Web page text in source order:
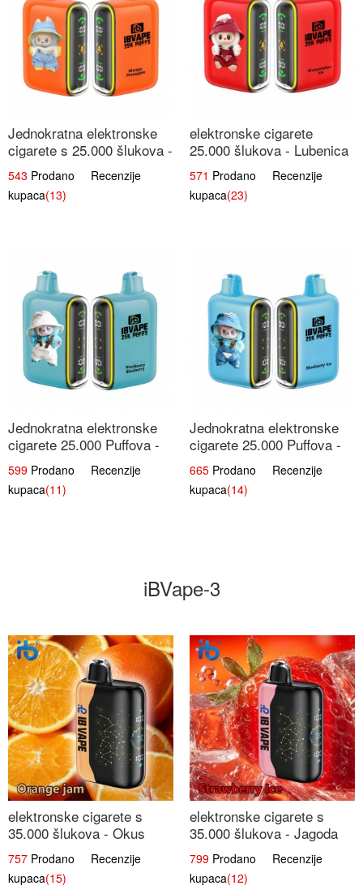
Jednokratna elektronske
cigarete s 25.000 šlukova -
Mango & Ananas |
Egzotična Voćna
Mješavina
543 Prodano Recenzije
kupaca(13)
elektronske cigarete
25.000 šlukova - Lubenica
Led | Osježavajući Ljetni
Okus
571 Prodano Recenzije
kupaca(23)
Jednokratna elektronske
cigarete 25.000 Puffova -
Kupina & Borovnica |
Šumska Voćna Mješavina
599 Prodano Recenzije
kupaca(11)
Jednokratna elektronske
cigarete 25.000 Puffova -
Jagodni Sladoled |
Kremasta Slatka Okus
665 Prodano Recenzije
kupaca(14)
iBVape-3
elektronske cigarete s
35.000 šlukova - Okus
Narančinog Džema |
Dugotrajno Iskustvo
757 Prodano Recenzije
kupaca(15)
elektronske cigarete s
35.000 šlukova - Jagoda
Led | Ohladivši i
Osježavajući Okus
799 Prodano Recenzije
kupaca(12)